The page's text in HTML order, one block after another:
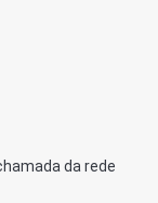
da rede